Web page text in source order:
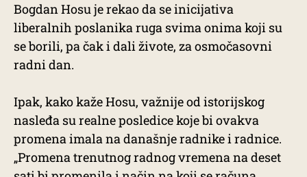
Bogdan Hosu je rekao da se inicijativa
liberalnih poslanika ruga svima onima koji su
se borili, pa čak i dali živote, za osmočasovni
radni dan.
Ipak, kako kaže Hosu, važnije od istorijskog
nasleđa su realne posledice koje bi ovakva
promena imala na današnje radnike i radnice.
„Promena trenutnog radnog vremena na deset